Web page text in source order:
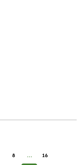
8 … 16